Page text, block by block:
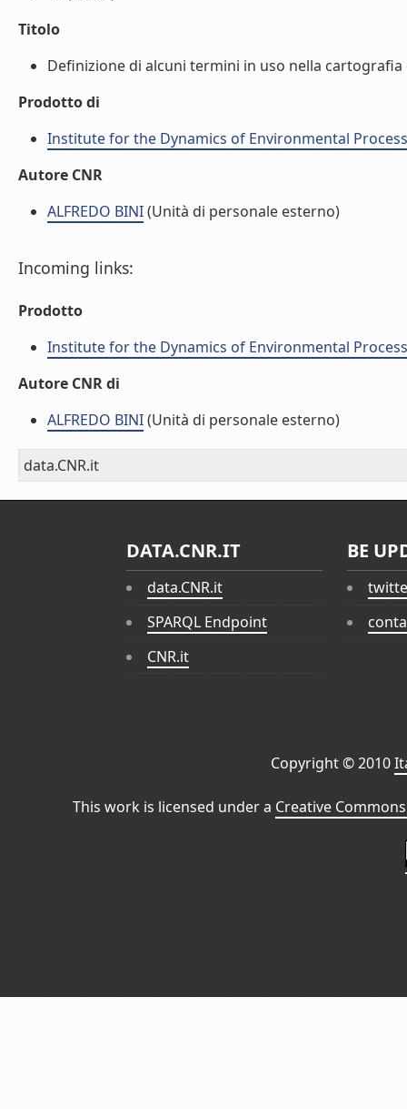
Titolo
Definizione di alcuni termini in uso nella
Prodotto di
Institute for the Dynamics of Environmental
Autore CNR
ALFREDO BINI(Unità di personale esterno)
Incoming links:
Prodotto
Institute for the Dynamics of Environmental
Autore CNR di
ALFREDO BINI(Unità di personale esterno)
data.CNR.it
DATA.CNR.IT
data.CNR.it
SPARQL Endpoint
CNR.it
BE
Copyright © 2010
This work is licensed under a Creative